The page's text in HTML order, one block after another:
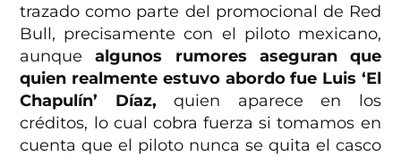
trazado como parte del promocional de Red
Bull, precisamente con el piloto mexicano,
aunquealgunos rumores aseguran que
quien realmente estuvo abordo fue Luis ‘El
Chapulín’ Díaz,quien aparece en los
créditos, lo cual cobra fuerza si tomamos en
cuenta que el piloto nunca se quita el casco